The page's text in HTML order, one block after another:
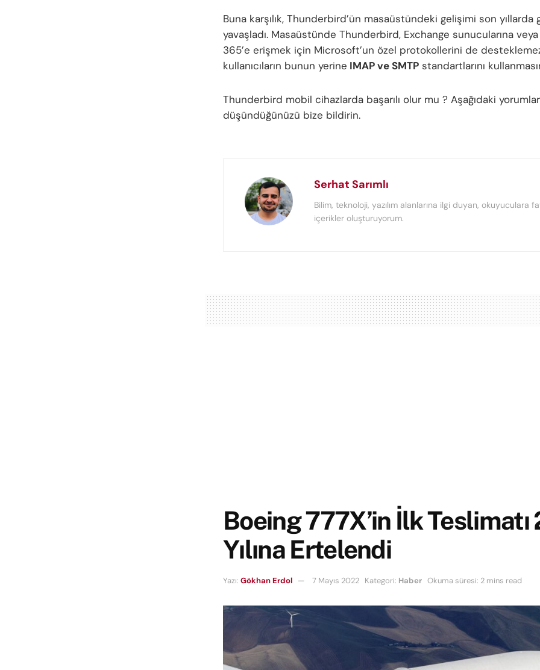
Buna karşılık, Thunderbird’ün masaüstündeki gelişimi son
yavaşladı. Masaüstünde Thunderbird, Exchange sunucularına
365’e erişmek için Microsoft’un özel protokollerini de
kullanıcıların bunun yerine IMAP ve SMTP standartlarını
Thunderbird mobil cihazlarda başarılı olur mu ? Aşağıdaki
düşündüğünüzü bize bildirin.
Serhat Sarımlı
Bilim, teknoloji, yazılım alanlarına ilgi duyan, okuyuculara
içerikler oluşturuyorum.
Boeing 777X’in İlk
Yılına Ertelendi
Yazı: Gökhan Erdol 7 Mayıs 2022 Kategori: Haber Okuma süresi: 2 mins read